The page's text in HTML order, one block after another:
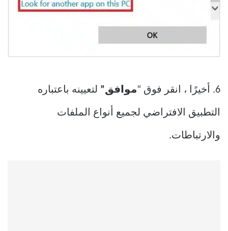
6. أخيرًا ، انقر فوق “ موافق” لتعيينه باعتباره
التطبيق الافتراضي لجميع أنواع الملفات
والارتباطات.